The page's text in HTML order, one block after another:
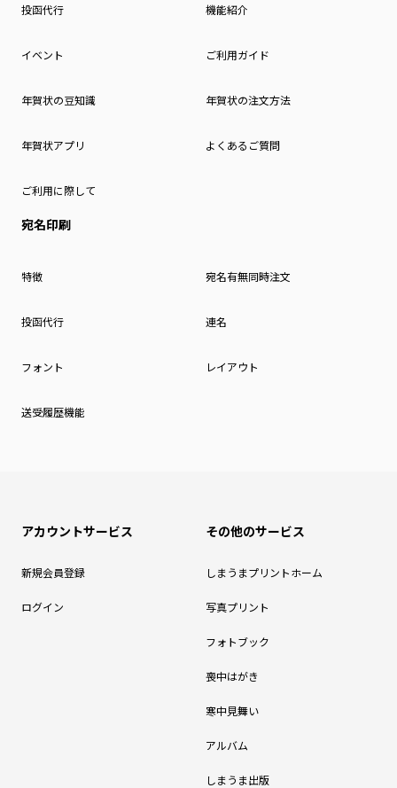
投函代行 機能紹介
イベント ご利用ガイド
年賀状の豆知識 年賀状の注文方法
年賀状アプリ よくあるご質問
ご利用に際して
宛名印刷
特徴 宛名有無同時注文
投函代行 連名
フォント レイアウト
送受履歴機能
アカウントサービス
新規会員登録
ログイン
その他のサービス
しまうまプリントホーム
写真プリント
フォトブック
喪中はがき
寒中見舞い
アルバム
しまうま出版